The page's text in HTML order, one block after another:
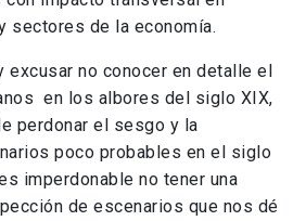
sectores de la economía.
excusar no conocer en detalle el
en los albores del siglo XIX,
perdonar el sesgo y la
poco probables en el siglo
imperdonable no tener una
de escenarios que nos dé